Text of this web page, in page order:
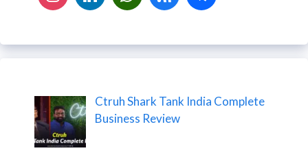
Ctruh Shark Tank India Complete
Business Review